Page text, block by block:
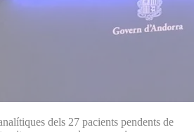
dels 27 pacients pendents de